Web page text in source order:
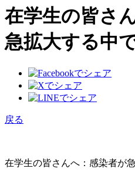
在学生の皆さ
急拡大する中
戻る
在学生の皆さんへ：感染者が